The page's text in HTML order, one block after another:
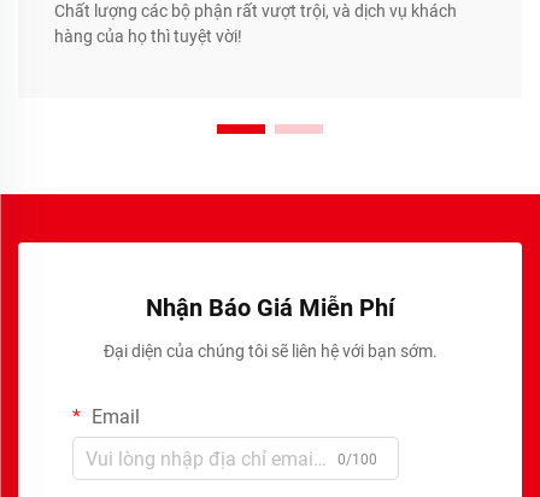
Chất lượng các bộ phận rất vượt trội, và dịch vụ khách
hàng của họ thì tuyệt vời!
Nhận Báo Giá Miễn Phí
Đại diện của chúng tôi sẽ liên hệ với bạn sớm.
Email
0/100